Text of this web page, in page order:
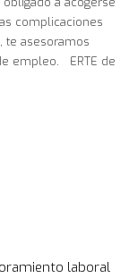
complicaciones
te asesoramos
empleo. ERTE de
laboral